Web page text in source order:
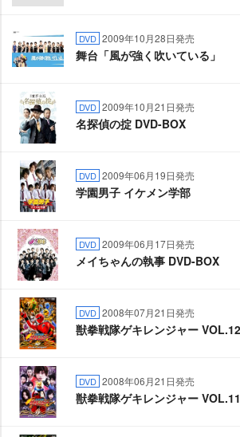
DVD 2009年10月28日発売
舞台「風が強く吹いている」
DVD 2009年10月21日発売
名探偵の掟 DVD-BOX
DVD 2009年06月19日発売
学園男子 イケメン学部
DVD 2009年06月17日発売
メイちゃんの執事 DVD-BOX
DVD 2008年07月21日発売
獣拳戦隊ゲキレンジャー
DVD 2008年06月21日発売
獣拳戦隊ゲキレンジャー VOL.11